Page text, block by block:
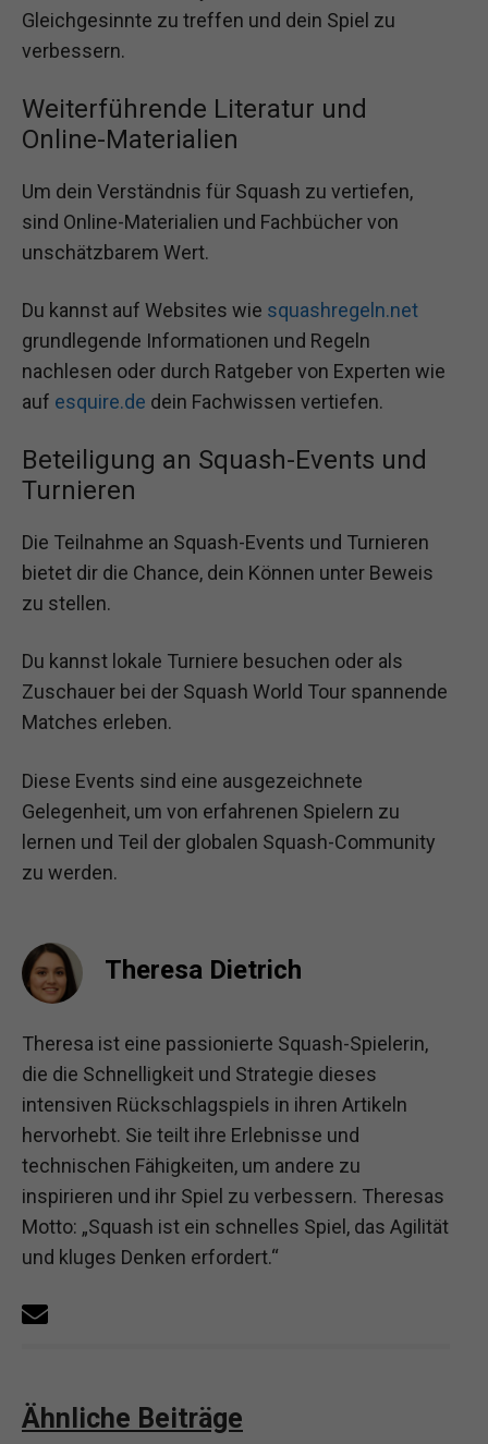
Gleichgesinnte zu treffen und dein Spiel zu
verbessern.
Weiterführende Literatur und
Online-Materialien
Um dein Verständnis für Squash zu vertiefen,
sind Online-Materialien und Fachbücher von
unschätzbarem Wert.
Du kannst auf Websites wie squashregeln.net
grundlegende Informationen und Regeln
nachlesen oder durch Ratgeber von Experten wie
auf esquire.de dein Fachwissen vertiefen.
Beteiligung an Squash-Events und
Turnieren
Die Teilnahme an Squash-Events und Turnieren
bietet dir die Chance, dein Können unter Beweis
zu stellen.
Du kannst lokale Turniere besuchen oder als
Zuschauer bei der Squash World Tour spannende
Matches erleben.
Diese Events sind eine ausgezeichnete
Gelegenheit, um von erfahrenen Spielern zu
lernen und Teil der globalen Squash-Community
zu werden.
Theresa Dietrich
Theresa ist eine passionierte Squash-Spielerin,
die die Schnelligkeit und Strategie dieses
intensiven Rückschlagspiels in ihren Artikeln
hervorhebt. Sie teilt ihre Erlebnisse und
technischen Fähigkeiten, um andere zu
inspirieren und ihr Spiel zu verbessern. Theresas
Motto: „Squash ist ein schnelles Spiel, das Agilität
und kluges Denken erfordert.“
Ähnliche Beiträge